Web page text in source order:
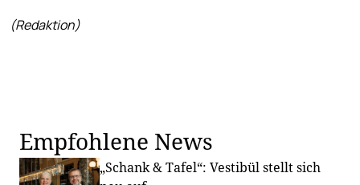
(Redaktion)
Empfohlene News
„Schank & Tafel“: Vestibül stellt sich